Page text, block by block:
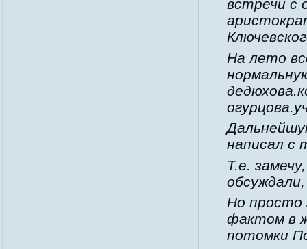
встречи с
На лето
написал с
Т.е.
Но просто
фактом в
потомки